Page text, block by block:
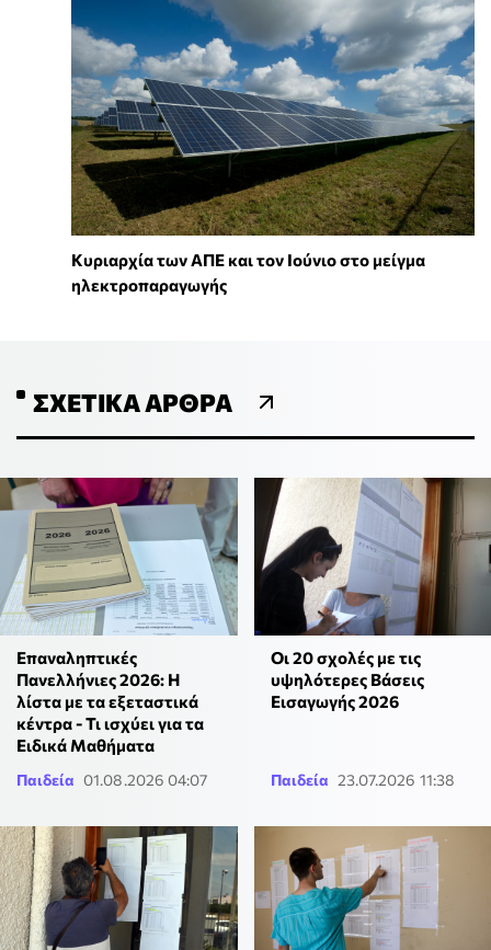
Κυριαρχία των ΑΠΕ και τον Ιούνιο στο μείγμα
ηλεκτροπαραγωγής
ΣΧΕΤΙΚΆ ΆΡΘΡΑ
Επαναληπτικές
Πανελλήνιες 2026: Η
λίστα με τα εξεταστικά
κέντρα - Τι ισχύει για τα
Ειδικά Μαθήματα
Παιδεία 01.08.2026 04:07
Οι 20 σχολές με τις
υψηλότερες Βάσεις
Εισαγωγής 2026
Παιδεία 23.07.2026 11:38